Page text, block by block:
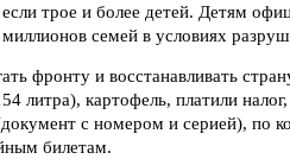
трое и более детей. Детям
семей в условиях
фронту и восстанавливать
литра), картофель, платили
с номером и серией), по
билетам.